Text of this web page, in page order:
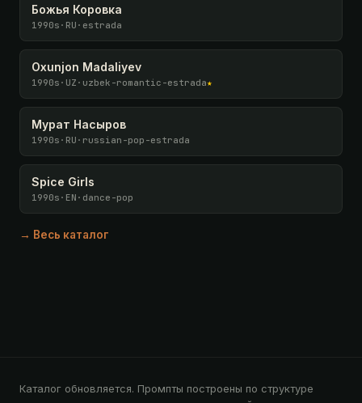
Божья Коровка
1990s · RU · estrada
Oxunjon Madaliyev
1990s · UZ · uzbek-romantic-estrada★
Мурат Насыров
1990s · RU · russian-pop-estrada
Spice Girls
1990s · EN · dance-pop
→ Весь каталог
Каталог обновляется. Промпты построены по структуре